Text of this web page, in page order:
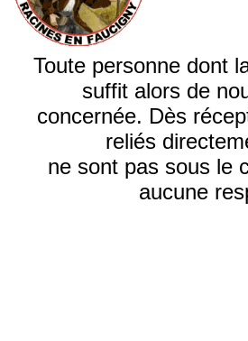
Toute personne dont
suffit alors de
concernée. Dès
reliés
ne sont pas sous le
aucune